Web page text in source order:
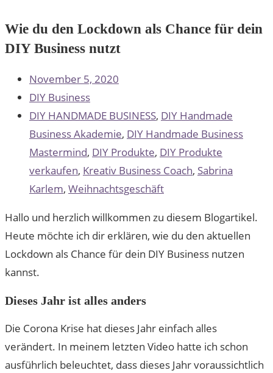
Wie du den Lockdown als Chance für dein
DIY Business nutzt
November 5, 2020
DIY Business
DIY HANDMADE BUSINESS, DIY Handmade
Business Akademie, DIY Handmade Business
Mastermind, DIY Produkte, DIY Produkte
verkaufen, Kreativ Business Coach, Sabrina
Karlem, Weihnachtsgeschäft
Hallo und herzlich willkommen zu diesem Blogartikel.
Heute möchte ich dir erklären, wie du den aktuellen
Lockdown als Chance für dein DIY Business nutzen
kannst.
Dieses Jahr ist alles anders
Die Corona Krise hat dieses Jahr einfach alles
verändert. In meinem letzten Video hatte ich schon
ausführlich beleuchtet, dass dieses Jahr voraussichtlich